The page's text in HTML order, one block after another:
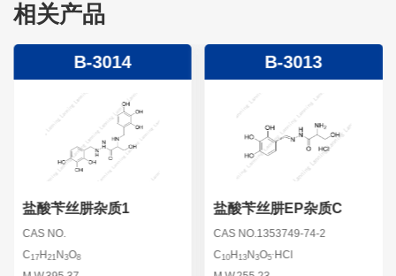
相关产品
B-3014
盐酸苄丝肼杂质1
CAS NO.
C17H21 N3O8
B-3013
盐酸苄丝肼EP杂质C
CAS NO.1353749-74-2
C10H 13N3O5 HCl